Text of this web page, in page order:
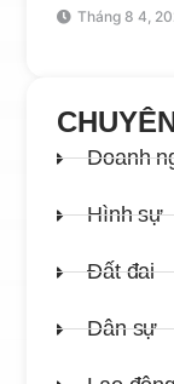
Tháng 8 4,
Doanh
Hình sự
Đất đai
Dân sự